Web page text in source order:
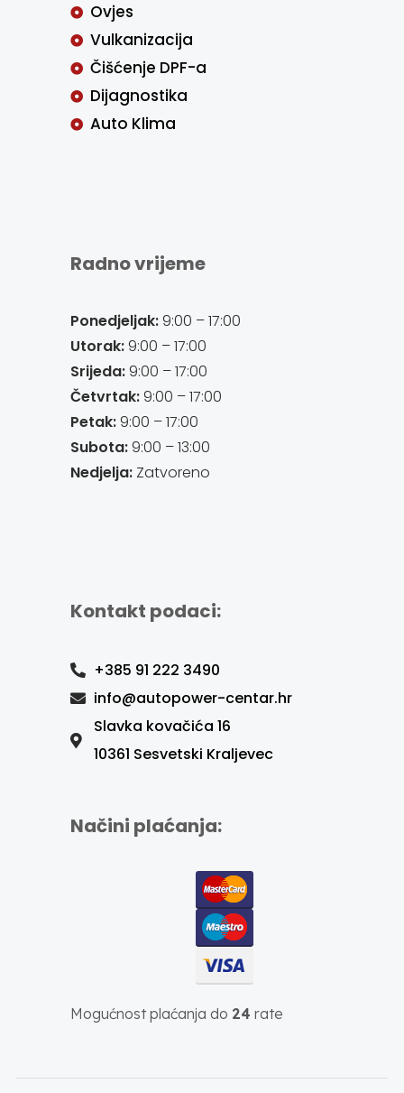
Ovjes
Vulkanizacija
Čišćenje DPF-a
Dijagnostika
Auto Klima
Radno vrijeme
Ponedjeljak:9:00 – 17:00
Utorak:9:00 – 17:00
Srijeda:9:00 – 17:00
Četvrtak:9:00 – 17:00
Petak:9:00 – 17:00
Subota:9:00 – 13:00
Nedjelja:Zatvoreno
Kontakt podaci:
+385 91 222 3490
info@autopower-centar.hr
Slavka kovačića 16
10361 Sesvetski Kraljevec
Načini plaćanja:
Mogućnost plaćanja do 24 rate